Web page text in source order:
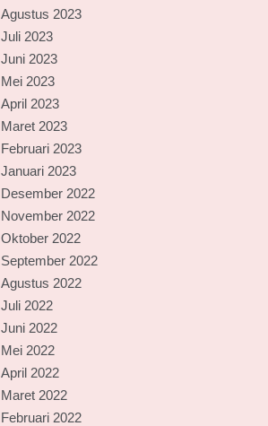
Agustus 2023
Juli 2023
Juni 2023
Mei 2023
April 2023
Maret 2023
Februari 2023
Januari 2023
Desember 2022
November 2022
Oktober 2022
September 2022
Agustus 2022
Juli 2022
Juni 2022
Mei 2022
April 2022
Maret 2022
Februari 2022